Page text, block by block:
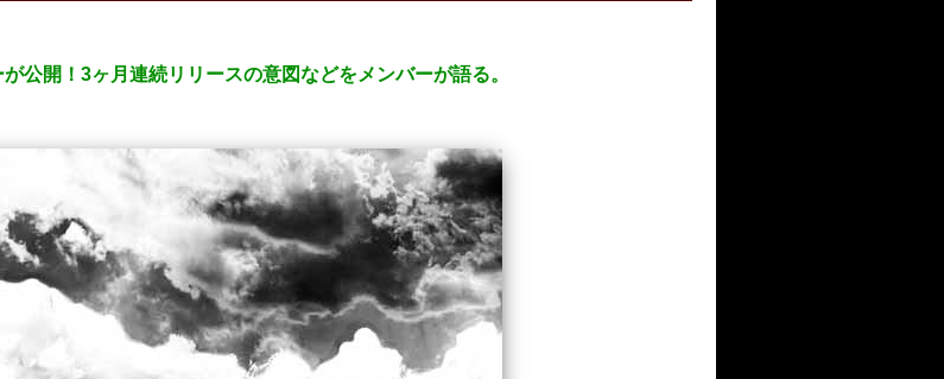
公開！3ヶ月連続リリースの意図などをメンバーが語る。